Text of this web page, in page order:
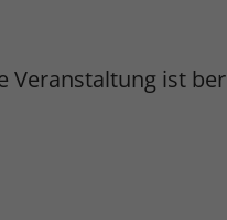
Veranstaltung ist